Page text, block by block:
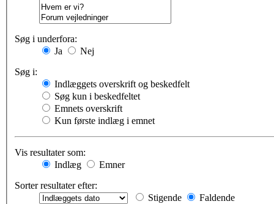
Søg i underfora:
Ja
Nej
Søg i:
Indlæggets overskrift og beskedfelt
Søg kun i beskedfeltet
Emnets overskrift
Kun første indlæg i emnet
Vis resultater som:
Indlæg
Emner
Sorter resultater efter:
Stigende
Faldende